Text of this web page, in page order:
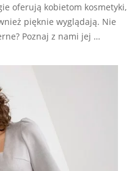
oferują kobietom kosmetyki,
pięknie wyglądają. Nie
Poznaj z nami jej …